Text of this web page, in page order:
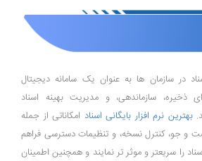
در سازمان ‌ها به‌ عنوان یک سامانه دیجیتال
ذخیره، سازماندهی، و مدیریت بهینه اسناد
بهترین نرم‌ افزار بایگانی اسناد امکاناتی از جمله
‌و جو، کنترل نسخه، و تنظیمات دسترسی فراهم
را سریعتر و موثر تر نمایند و همچنین اطمینان